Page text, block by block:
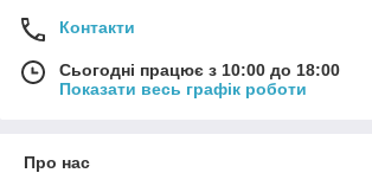
Контакти
Сьогодні працює з 10:00 до 18:00
Показати весь графік роботи
Про нас